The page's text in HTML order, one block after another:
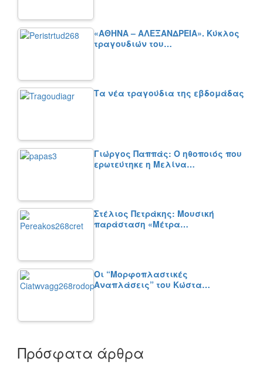
«ΑΘΗΝΑ – ΑΛΕΞΑΝΔΡΕΙΑ». Κύκλος
τραγουδιών του…
Τα νέα τραγούδια της εβδομάδας
Γιώργος Παππάς: Ο ηθοποιός που
ερωτεύτηκε η Μελίνα…
Στέλιος Πετράκης: Μουσική
παράσταση «Μέτρα…
Οι “Μορφοπλαστικές
Αναπλάσεις” του Κώστα…
Πρόσφατα άρθρα